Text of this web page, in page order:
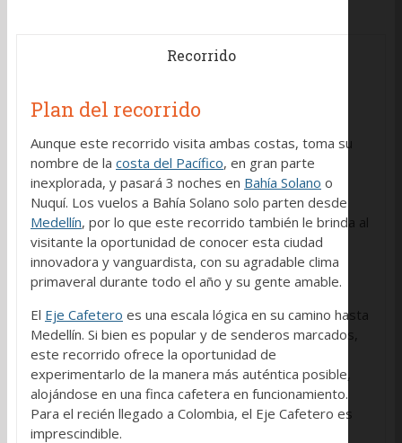
Recorrido
Plan del recorrido
Aunque este recorrido visita ambas costas, toma su
nombre de la costa del Pacífico, en gran parte
inexplorada, y pasará 3 noches en Bahía Solano o
Nuquí. Los vuelos a Bahía Solano solo parten desde
Medellín, por lo que este recorrido también le brinda al
visitante la oportunidad de conocer esta ciudad
innovadora y vanguardista, con su agradable clima
primaveral durante todo el año y su gente amable.
El Eje Cafetero es una escala lógica en su camino hasta
Medellín. Si bien es popular y de senderos marcados,
este recorrido ofrece la oportunidad de
experimentarlo de la manera más auténtica posible,
alojándose en una finca cafetera en funcionamiento.
Para el recién llegado a Colombia, el Eje Cafetero es
imprescindible.